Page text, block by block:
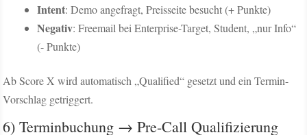
Intent: Demo angefragt, Preisseite besucht (+ Punkte)
Negativ: Freemail bei Enterprise-Target, Student, „nur Info“
(- Punkte)
Ab Score X wird automatisch „Qualified“ gesetzt und ein Termin-
Vorschlag getriggert.
6) Terminbuchung → Pre-Call Qualifizierung